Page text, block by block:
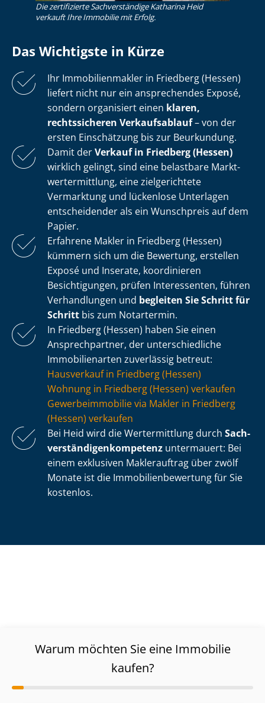
Die zertifizierte Sachverständige Katharina Heid
verkauft Ihre Immobilie mit Erfolg.
Das Wichtigste in Kürze
Ihr Im­mo­bi­li­en­mak­ler in Friedberg (Hessen)
liefert nicht nur ein ansprechendes Exposé,
sondern organisiert einen klaren,
rechtssicheren Verkaufsablauf– von der
ersten Einschätzung bis zur Beurkundung.
Damit derVerkauf in Friedberg (Hessen)
wirklich gelingt, sind eine belastbare Markt­
wert­ermitt­lung, eine zielgerichtete
Vermarktung und lückenlose Unterlagen
entscheidender als ein Wunschpreis auf dem
Papier.
Erfahrene Makler in Friedberg (Hessen)
kümmern sich um die Bewertung, erstellen
Exposé und Inserate, koordinieren
Besichtigungen, prüfen Interessenten, führen
Verhandlungen und begleiten Sie Schritt für
Schritt bis zum Notartermin.
In Friedberg (Hessen) haben Sie einen
Ansprechpartner, der un­ter­schied­li­che
Immobilienarten zuverlässig betreut:
Hausverkauf in Friedberg (Hessen)
Wohnung in Friedberg (Hessen) verkaufen
Ge­wer­be­im­mo­bi­lie via Makler in Friedberg
(Hessen) verkaufen
Bei Heid wird die Wertermittlung durch Sach­
ver­stän­di­gen­kom­pe­tenz untermauert: Bei
einem exklusiven Maklerauftrag über zwölf
Monate ist die Im­mo­bi­li­en­be­wer­tung für Sie
kostenlos.
Warum möchten Sie eine Immobilie
kaufen?